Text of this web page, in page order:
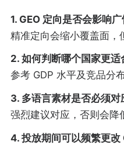
1. GEO 定向是否会影响
精准定向会缩小覆盖面，
2. 如何判断哪个国家更适
参考 GDP 水平及竞品分
3. 多语言素材是否必须对
强烈建议对应，否则会降
4. 投放期间可以频繁更改